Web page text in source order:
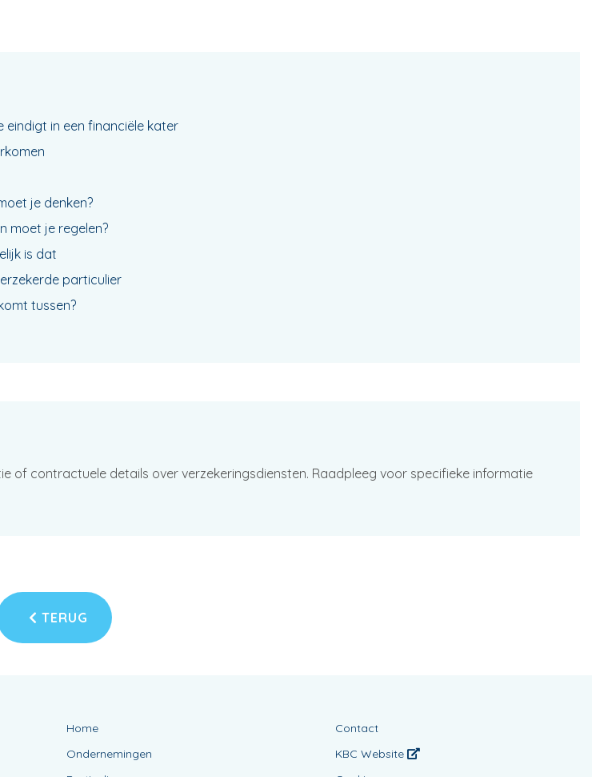
eindigt in een financiële kater
je denken?
moet je regelen?
is dat
particulier
tussen?
of contractuele details over verzekeringsdiensten. Raadpleeg voor specifieke informatie
TERUG
Home
Ondernemingen
Contact
KBC Website